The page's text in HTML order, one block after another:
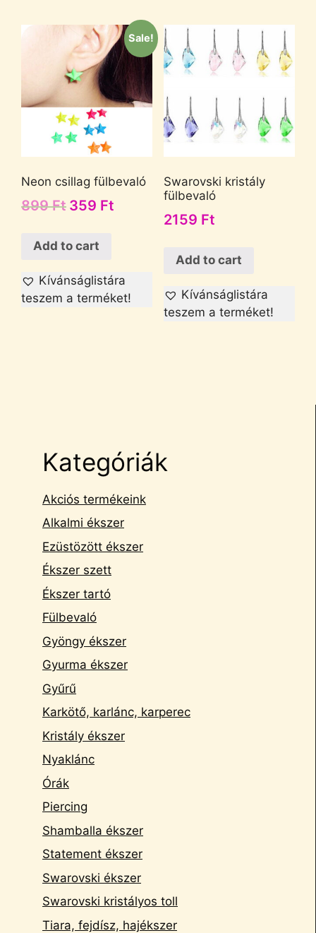
Sale!
Neon csillag fülbevaló
899Ft 359 Ft
Add to cart
Kívánságlistára
teszem a terméket!
Swarovski kristály
fülbevaló
2159 Ft
Add to cart
Kívánságlistára
teszem a terméket!
Kategóriák
Akciós termékeink
Alkalmi ékszer
Ezüstözött ékszer
Ékszer szett
Ékszer tartó
Fülbevaló
Gyöngy ékszer
Gyurma ékszer
Gyűrű
Karkötő, karlánc, karperec
Kristály ékszer
Nyaklánc
Órák
Piercing
Shamballa ékszer
Statement ékszer
Swarovski ékszer
Swarovski kristályos toll
Tiara, fejdísz, hajékszer